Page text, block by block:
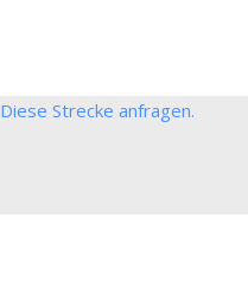
Diese Strecke anfragen.